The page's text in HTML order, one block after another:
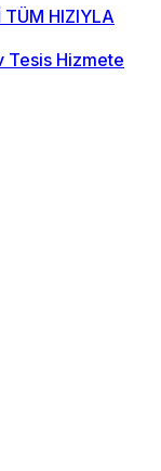
TÜM HIZIYLA
Tesis Hizmete